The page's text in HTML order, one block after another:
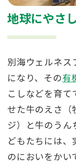
地球にやさ
別海ウェルネス
になり、その有
こしなどを育て
せた牛のえさ（
ジ）と牛のうん
どもたちには、
のにおいをかい